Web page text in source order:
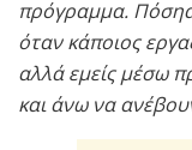
πρόγραμμα.
όταν κάποιος
αλλά εμείς μέσω
και άνω να